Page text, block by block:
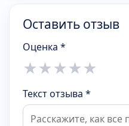
Оставить отзыв
Оценка *
★★★★★
Текст отзыва *